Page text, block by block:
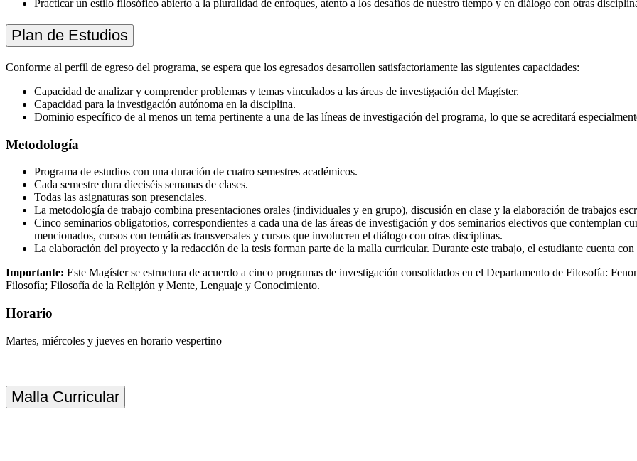
Practicar un estilo filosófico abierto a la pluralidad de enfoques, atento a los desafíos de nuestro tiempo y en diálogo con otras
Plan de Estudios
Conforme al perfil de egreso del programa, se espera que los egresados desarrollen satisfactoriamente las siguientes capacidades:
Capacidad de analizar y comprender problemas y temas vinculados a las áreas de investigación del Magíster.
Capacidad para la investigación autónoma en la disciplina.
Dominio específico de al menos un tema pertinente a una de las líneas de investigación del programa, lo que se acreditará
Metodología
Programa de estudios con una duración de cuatro semestres académicos.
Cada semestre dura dieciséis semanas de clases.
Todas las asignaturas son presenciales.
La metodología de trabajo combina presentaciones orales (individuales y en grupo), discusión en clase y la elaboración de trabajos
Cinco seminarios obligatorios, correspondientes a cada una de las áreas de investigación y dos seminarios electivos que contemplan
mencionados, cursos con temáticas transversales y cursos que involucren el diálogo con otras disciplinas.
La elaboración del proyecto y la redacción de la tesis forman parte de la malla curricular. Durante este trabajo, el estudiante cuenta
Importante: Este Magíster se estructura de acuerdo a cinco programas de investigación consolidados en el Departamento de Filosofía:
Filosofía; Filosofía de la Religión y Mente, Lenguaje y Conocimiento.
Horario
Martes, miércoles y jueves en horario vespertino
Malla Curricular